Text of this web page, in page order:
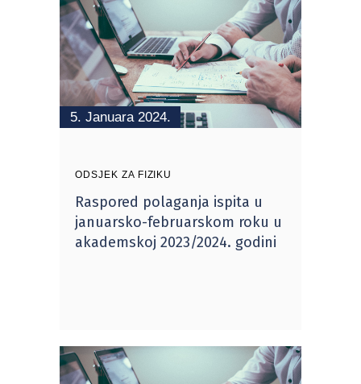
5. Januara 2024.
ODSJEK ZA FIZIKU
Raspored polaganja ispita u
januarsko-februarskom roku u
akademskoj 2023/2024. godini